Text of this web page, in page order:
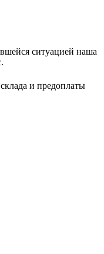
ситуацией наша
и предоплаты